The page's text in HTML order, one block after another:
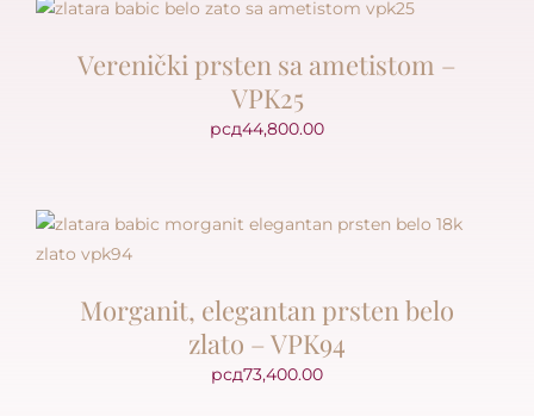
Verenički prsten sa ametistom –
VPK25
рсд44,800.00
Morganit, elegantan prsten belo
zlato – VPK94
рсд73,400.00